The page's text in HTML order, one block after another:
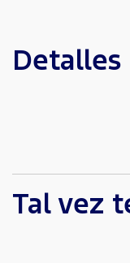
Detalles
Tal vez